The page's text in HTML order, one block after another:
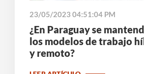
23/05/2023 04:51:04 PM
¿En Paraguay se
los modelos de trabajo
y remoto?